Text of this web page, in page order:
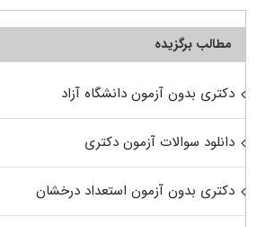
مطالب برگزیده
دکتری بدون آزمون دانشگاه آزاد
دانلود سوالات آزمون دکتری
دکتری بدون آزمون استعداد درخشان